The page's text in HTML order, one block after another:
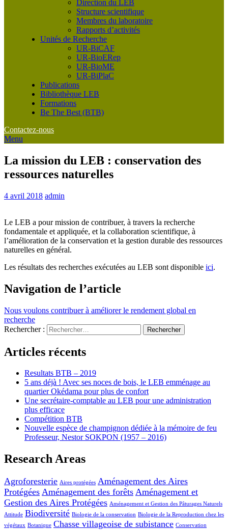
Direction du LEB
Structure scientifique
Membres du laboratoire
Rapports d’activités
Unités de Recherche
UR-BiCAF
UR-BioERep
UR-BioME
UR-BiPlaC
Publications
Bibliothèque LEB
Formations
Be The Best (BTB)
Contactez-nous
Menu
La mission du LEB : conservation des
ressources naturelles
4 avril 2018 admin
Le LEB a pour mission de contribuer, à travers la recherche
fondamentale et appliquée, et la collaboration scientifique, à
l’amélioration de la conservation et la gestion durable des ressources
naturelles en général.
Les résultats des recherches exécutées au LEB sont disponible ici.
Navigation de l’article
Nous voulons contribuer à améliorer le rendement global en
recherche
Rechercher :
Articles récents
Resultats BTB – 2019
5 ans déjà ! Avec ses noces de bois, le LEB emménage au
quartier Okédama pour plus de confort
Une secrétaire-comptable au LEB pour une administration
plus efficace
Compétition BTB
Nouvelle espèce de champignon dédiée à la mémoire de feu
Professeur, Nestor SOKPON (1957 – 2016)
Research Areas
Agroforesterie Aires protégées Aménagement des Aires
Protégées Aménagement des forêts Aménagement et
Gestion des Aires Protégées Aménagement et Gestion des Pâturages Naturels
Attitude Biodiversité Biologie de la conservation Biologie de la Reproduction chez les
végétaux Botanique Chasse villageoise de subistance Conservation